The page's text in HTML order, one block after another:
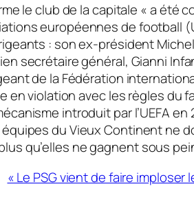
le club de la capitale «a été
européennes de football
: son ex-président
secrétaire général, Gianni
de la Fédération
en violation avec les règles du
introduit par l’UEFA
du Vieux Continent ne
qu’elles ne gagnent sous
« Le PSG vient de faire imploser